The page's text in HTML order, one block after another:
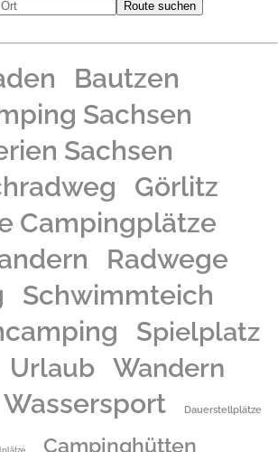
Bautzen
Sachsen
Sachsen
Görlitz
Campingplätze
Radwege
Schwimmteich
Spielplatz
Urlaub Wandern
Wassersport Dauerstellplätze
Campinghütten